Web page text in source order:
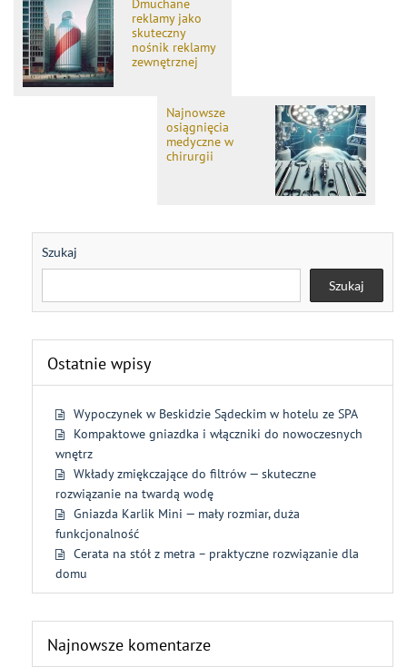
Dmuchane
reklamy jako
skuteczny
nośnik reklamy
zewnętrznej
Najnowsze
osiągnięcia
medyczne w
chirurgii
Szukaj
Szukaj
Ostatnie wpisy
Wypoczynek w Beskidzie Sądeckim w hotelu ze SPA
Kompaktowe gniazdka i włączniki do nowoczesnych
wnętrz
Wkłady zmiękczające do filtrów — skuteczne
rozwiązanie na twardą wodę
Gniazda Karlik Mini — mały rozmiar, duża
funkcjonalność
Cerata na stół z metra – praktyczne rozwiązanie dla
domu
Najnowsze komentarze